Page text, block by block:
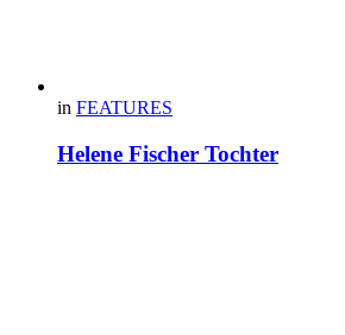
in FEATURES
Helene Fischer Tochter